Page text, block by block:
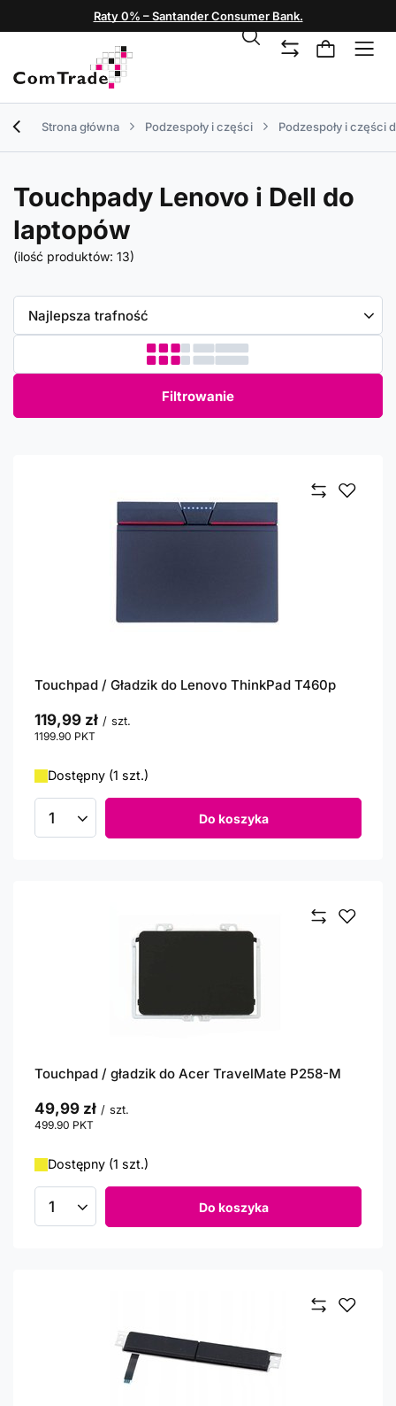
Raty 0% – Santander Consumer Bank.
Strona główna Podzespoły i części Podzespoły i części
Touchpady Lenovo i Dell do
laptopów
(ilość produktów: 13)
Zmień sortowanie
Najlepsza trafność
Filtrowanie
Touchpad / Gładzik do Lenovo ThinkPad T460p
119,99 zł / szt.
1199.90 PKT
Dostępny (1 szt.)
Ilość produktów Do koszyka
Touchpad / gładzik do Acer TravelMate P258-M
49,99 zł / szt.
499.90 PKT
Dostępny (1 szt.)
Ilość produktów Do koszyka